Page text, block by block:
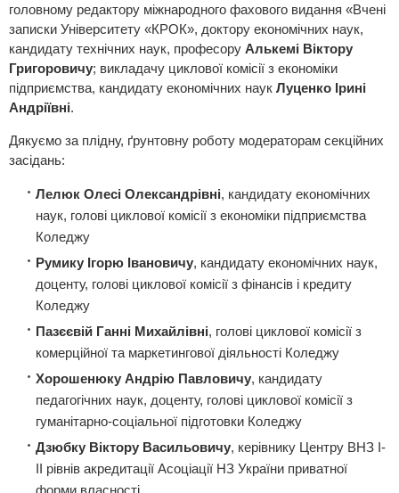
головному редактору міжнародного фахового видання «Вчені
записки Університету «КРОК», доктору економічних наук,
кандидату технічних наук, професору Алькемі Віктору
Григоровичу; викладачу циклової комісії з економіки
підприємства, кандидату економічних наук Луценко Ірині
Андріївні.
Дякуємо за плідну, ґрунтовну роботу модераторам секційних
засідань:
Лелюк Олесі Олександрівні, кандидату економічних
наук, голові циклової комісії з економіки підприємства
Коледжу
Румику Ігорю Івановичу, кандидату економічних наук,
доценту, голові циклової комісії з фінансів і кредиту
Коледжу
Пазєєвій Ганні Михайлівні, голові циклової комісії з
комерційної та маркетингової діяльності Коледжу
Хорошенюку Андрію Павловичу, кандидату
педагогічних наук, доценту, голові циклової комісії з
гуманітарно-соціальної підготовки Коледжу
Дзюбку Віктору Васильовичу, керівнику Центру ВНЗ І-
ІІ рівнів акредитації Асоціації НЗ України приватної
форми власності